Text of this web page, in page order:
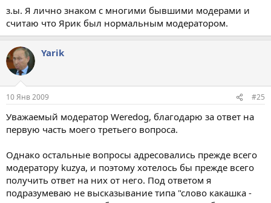
з.ы. Я лично знаком с многими бывшими модерами и
считаю что Ярик был нормальным модератором.
Yarik
10 Янв 2009 #25
Уважаемый модератор Weredog, благодарю за ответ на
первую часть моего третьего вопроса.
Однако остальные вопросы адресовались прежде всего
модератору kuzya, и поэтому хотелось бы прежде всего
получить ответ на них от него. Под ответом я
подразумеваю не высказывание типа "слово какашка -